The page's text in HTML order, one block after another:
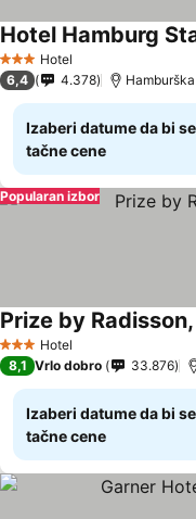
3 Zvezdice
Hotel
Hotel Hamburg
6,4 4.378
Izaberi datume da bi
tačne cene
Popularan izbor
3 Zvezdice
Hotel
Prize by
8,1 Vrlo dobro 33.876
Izaberi datume da bi
tačne cene